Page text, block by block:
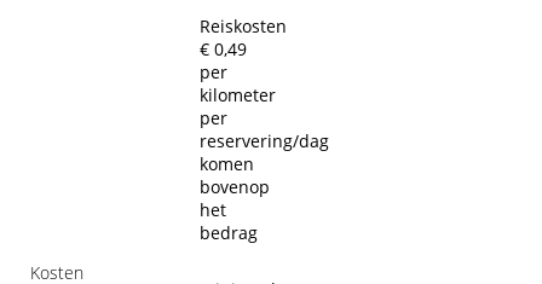
Reiskosten
€ 0,49
per
kilometer
per
reservering/dag
komen
bovenop
het
bedrag
Kosten